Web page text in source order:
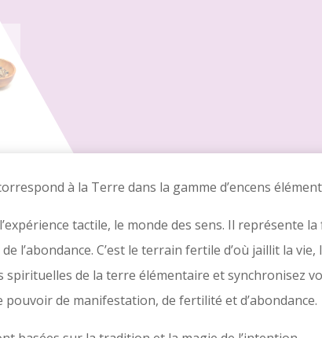
à la Terre dans la gamme d’encens
tactile, le monde des sens. Il
l’abondance. C’est le terrain fertile d’où jaillit la
spirituelles de la terre élémentaire et synchronisez
de manifestation, de fertilité et d’abondance.